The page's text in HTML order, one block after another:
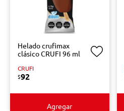
Helado crufimax
clásico CRUFI 96 ml
CRUFI
$92
Agregar